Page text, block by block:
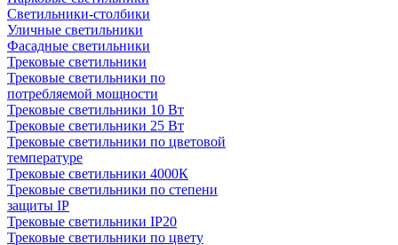
Светильники-столбики
Уличные светильники
Фасадные светильники
Трековые светильники
Трековые светильники по
потребляемой мощности
Трековые светильники 10 Вт
Трековые светильники 25 Вт
Трековые светильники по цветовой
температуре
Трековые светильники 4000К
Трековые светильники по степени
защиты IP
Трековые светильники IP20
Трековые светильники по цвету